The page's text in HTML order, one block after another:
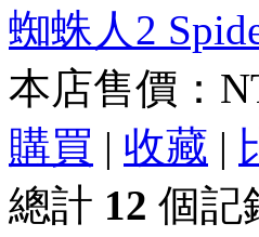
蜘蛛人2
本店售價：
購買 | 收藏 |
總計 12 個記